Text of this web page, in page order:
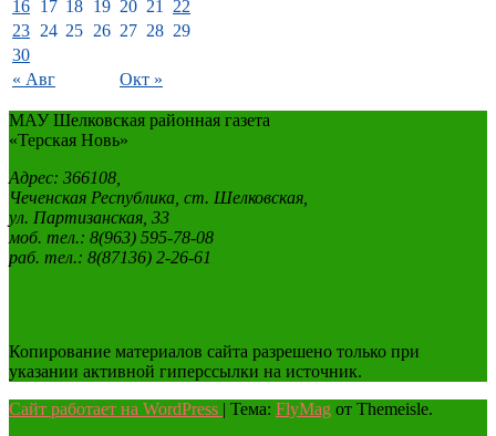
« Авг Окт »
16 17 18 19 20 21
22
23 24 25 26 27 28 29
30
МАУ Шелковская районная газета
«Терская Новь»
Адрес: 366108,
Чеченская Республика, ст. Шелковская,
ул. Партизанская, 33
моб. тел.: 8(963) 595-78-08
раб. тел.: 8(87136) 2-26-61
Копирование материалов сайта разрешено только при
указании активной гиперссылки на источник.
Сайт работает на WordPress | Тема: FlyMag от Themeisle.